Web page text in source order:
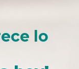
lo